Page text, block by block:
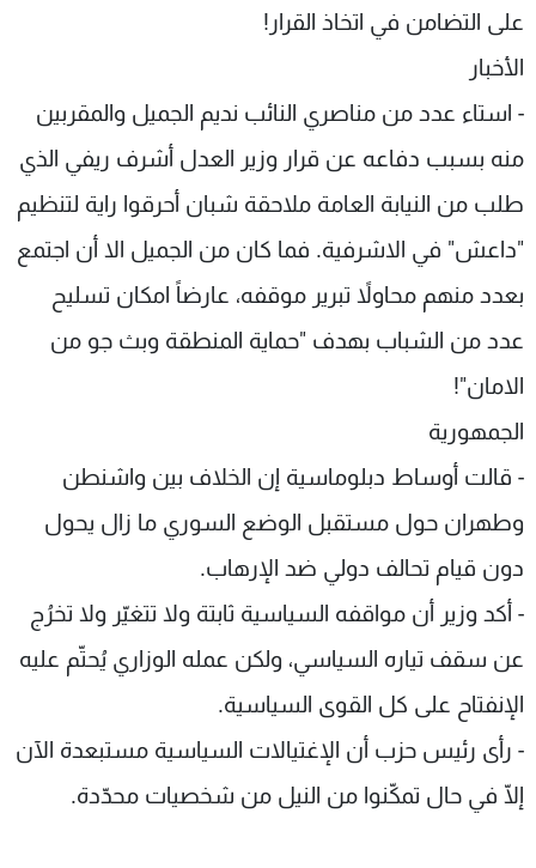
على التضامن في اتخاذ القرار!
الأخبار
- استاء عدد من مناصري النائب نديم الجميل والمقربين
منه بسبب دفاعه عن قرار وزير العدل أشرف ريفي الذي
طلب من النيابة العامة ملاحقة شبان أحرقوا راية لتنظيم
"داعش" في الاشرفية. فما كان من الجميل الا أن اجتمع
بعدد منهم محاولاً تبرير موقفه، عارضاً امكان تسليح
عدد من الشباب بهدف "حماية المنطقة وبث جو من
الامان"!
الجمهورية
- قالت أوساط دبلوماسية إن الخلاف بين واشنطن
وطهران حول مستقبل الوضع السوري ما زال يحول
دون قيام تحالف دولي ضد الإرهاب.
- أكد وزير أن مواقفه السياسية ثابتة ولا تتغيّر ولا تخرُج
عن سقف تياره السياسي، ولكن عمله الوزاري يُحتّم عليه
الإنفتاح على كل القوى السياسية.
- رأى رئيس حزب أن الإغتيالات السياسية مستبعدة الآن
إلّا في حال تمكّنوا من النيل من شخصيات محدّدة.